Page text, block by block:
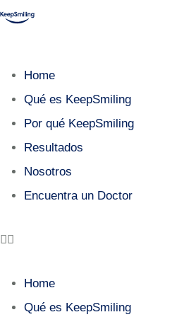
Home
Qué es KeepSmiling
Por qué KeepSmiling
Resultados
Nosotros
Encuentra un Doctor
Home
Qué es KeepSmiling